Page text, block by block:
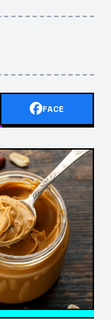
FACE